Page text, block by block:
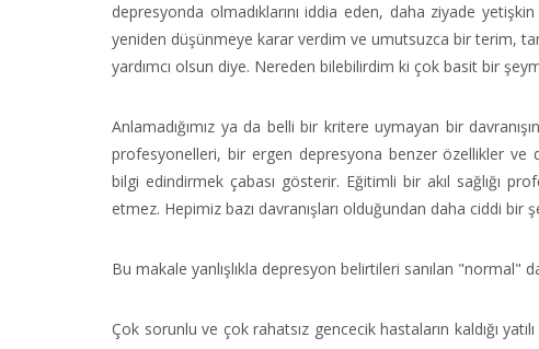
depresyonda olmadıklarını iddia eden, daha ziyade
yeniden düşünmeye karar verdim ve umutsuzca bir terim,
yardımcı olsun diye. Nereden bilebilirdim ki çok basit bir
Anlamadığımız ya da belli bir kritere uymayan bir
profesyonelleri, bir ergen depresyona benzer özellikler ve
bilgi edindirmek çabası gösterir. Eğitimli bir akıl sağlığı
etmez. Hepimiz bazı davranışları olduğundan daha ciddi bir
Bu makale yanlışlıkla depresyon belirtileri sanılan "normal"
Çok sorunlu ve çok rahatsız gencecik hastaların kaldığı